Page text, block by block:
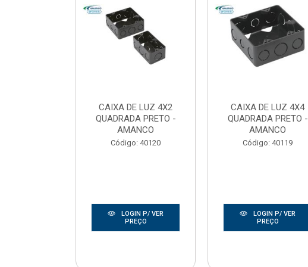
CAIXA DE LUZ 4X2
QUADRADA PRETO -
AMANCO
Código: 40120
LOGIN P/ VER
PREÇO
CAIXA DE LUZ 4X4
QUADRADA PRETO -
AMANCO
Código: 40119
LOGIN P/ VER
PREÇO